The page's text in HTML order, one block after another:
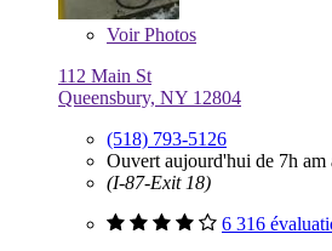
VoirPhotos
112 Main St
Queensbury, NY 12804
(518) 793-5126
Ouvert aujourd'hui de 7h am
(I-87-Exit 18)
6 316